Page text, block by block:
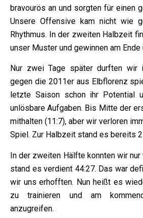
bravourös an und sorgten für einen
Unsere Offensive kam nicht wie
Rhythmus. In der zweiten Halbzeit
unser Muster und gewinnen am
Nur zwei Tage später durften wir
gegen die 2011er aus Elbflorenz
letzte Saison schon ihr Potential
unlösbare Aufgaben. Bis Mitte der
mithalten (11:7), aber wir verloren
Spiel. Zur Halbzeit stand es bereits
In der zweiten Hälfte konnten wir
stand es verdient 44:27. Das war
wir uns erhofften. Nun heißt es
zu trainieren und am
anzugreifen.